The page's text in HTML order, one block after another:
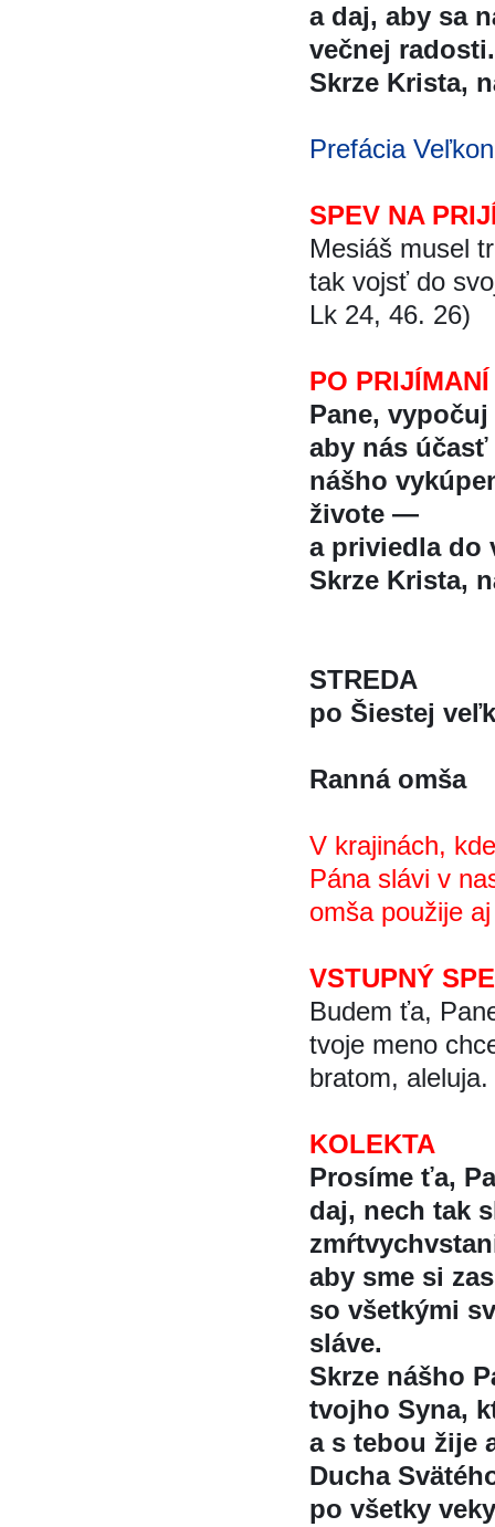
a daj, aby sa
večnej radosti.
Skrze Krista,
Prefácia
SPEV NA
Mesiáš musel
tak vojsť do
Lk 24, 46. 26)
PO PRIJÍMANÍ
Pane,
aby nás
nášho
živote —
a priviedla do
Skrze Krista,
STREDA
po Šiestej
Ranná omša
V krajinách,
Pána slávi v
omša použije
VSTUPNÝ
Budem ťa,
tvoje meno
bratom,
KOLEKTA
Prosíme ťa,
daj, nech tak
aby sme si
so všetkými
sláve.
Skrze nášho
tvojho Syna,
a s tebou žije
Ducha
po všetky